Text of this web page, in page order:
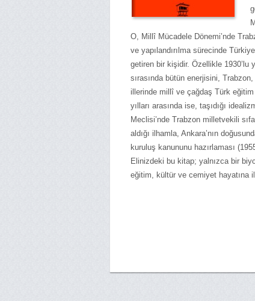
O, Millî Mücadele Dönemi’nde
ve yapılandırılma sürecinde
getiren bir kişidir. Özellikle 1930’lu
sırasında bütün enerjisini,
illerinde millî ve çağdaş Türk
yılları arasında ise, taşıdığı
Meclisi’nde Trabzon milletvekili
aldığı ilhamla, Ankara’nın
kuruluş kanununu hazırlaması
Elinizdeki bu kitap; yalnızca bir
eğitim, kültür ve cemiyet hayatına